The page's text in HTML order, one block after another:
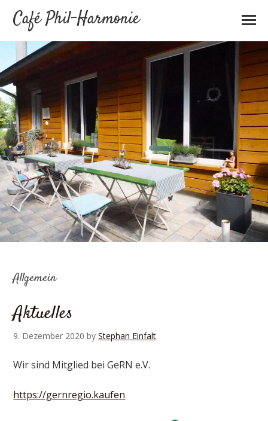
Café Phil-Harmonie
Allgemein
Aktuelles
9. Dezember 2020 byStephan Einfalt
Wir sind Mitglied bei GeRN e.V.
https://gernregio.kaufen